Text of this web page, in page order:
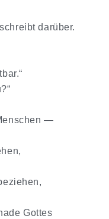
darüber.
—
Gottes